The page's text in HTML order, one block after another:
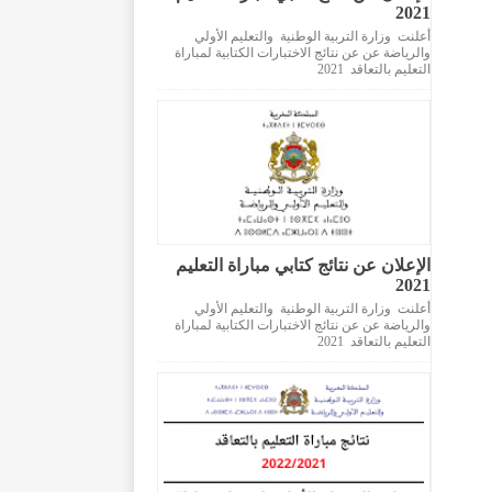
2021
أعلنت وزارة التربية الوطنية والتعليم الأولي
والرياضة عن عن نتائج الاختبارات الكتابية لمباراة
التعليم بالتعاقد 2021
الإعلان عن نتائج كتابي مباراة التعليم
2021
أعلنت وزارة التربية الوطنية والتعليم الأولي
والرياضة عن عن نتائج الاختبارات الكتابية لمباراة
التعليم بالتعاقد 2021